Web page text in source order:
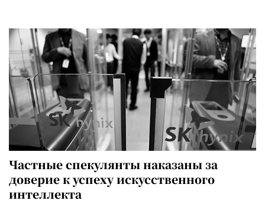
Частные спекулянты наказаны за
доверие к успеху искусственного
интеллекта